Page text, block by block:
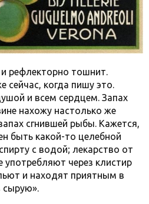
рефлекторно тошнит.
когда пишу это.
и всем сердцем. Запах
нахожу настолько же
сгнившей рыбы. Кажется,
быть какой-то целебной
с водой; лекарство от
через клистир
и находят приятным в
сырую».